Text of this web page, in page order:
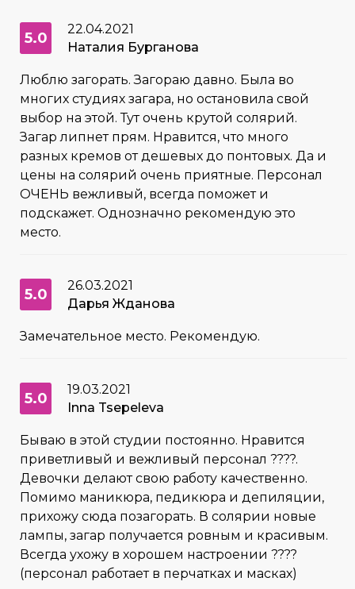
5.0
22.04.2021
Наталия Бурганова
Люблю загорать. Загораю давно. Была во
многих студиях загара, но остановила свой
выбор на этой. Тут очень крутой солярий.
Загар липнет прям. Нравится, что много
разных кремов от дешевых до понтовых. Да и
цены на солярий очень приятные. Персонал
ОЧЕНЬ вежливый, всегда поможет и
подскажет. Однозначно рекомендую это
место.
5.0
26.03.2021
Дарья Жданова
Замечательное место. Рекомендую.
5.0
19.03.2021
Inna Tsepeleva
Бываю в этой студии постоянно. Нравится
приветливый и вежливый персонал ????.
Девочки делают свою работу качественно.
Помимо маникюра, педикюра и депиляции,
прихожу сюда позагорать. В солярии новые
лампы, загар получается ровным и красивым.
Всегда ухожу в хорошем настроении ????
(персонал работает в перчатках и масках)